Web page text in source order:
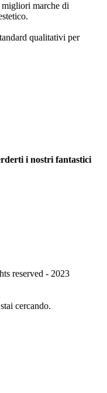
marche di
qualitativi per
i nostri fantastici
reserved - 2023
cercando.